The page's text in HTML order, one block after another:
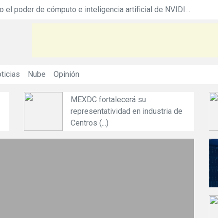
Equinix acerca todo el poder de cómputo e inteligencia artificial de NVIDIA DGX con nuevo servicioSiemens colaborará en hoja de ruta de Net
Nube Opinión
de
Conoce las ventajas de la
videovigilancia en la nube (...)